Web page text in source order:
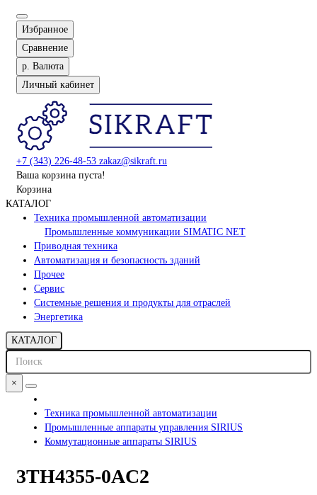
Избранное
Сравнение
р. Валюта
Личный кабинет
+7 (343) 226-48-53 zakaz@sikraft.ru
Ваша корзина пуста!
Корзина
КАТАЛОГ
Техника промышленной автоматизации
Промышленные коммуникации SIMATIC NET
Приводная техника
Автоматизация и безопасность зданий
Прочее
Сервис
Системные решения и продукты для отраслей
Энергетика
КАТАЛОГ
×
Техника промышленной автоматизации
Промышленные аппараты управления SIRIUS
Коммутационные аппараты SIRIUS
3TH4355-0AC2